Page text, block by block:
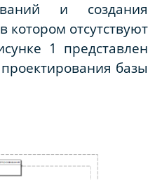
и создания
котором отсутствуют
1 представлен
базы